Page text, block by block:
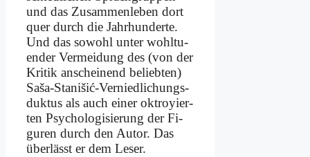
und das Zu­sam­men­le­ben dort
quer durch die Jahr­hun­der­te.
Und das so­wohl un­ter wohl­tu­
en­der Ver­mei­dung des (von der
Kri­tik an­schei­nend be­lieb­ten)
Saša-Sta­nišić-Ver­nied­li­chungs­
duk­tus als auch ei­ner ok­troy­ier­
ten Psy­cho­lo­gi­sie­rung der Fi­
gu­ren durch den Au­tor. Das
über­lässt er dem Le­ser.